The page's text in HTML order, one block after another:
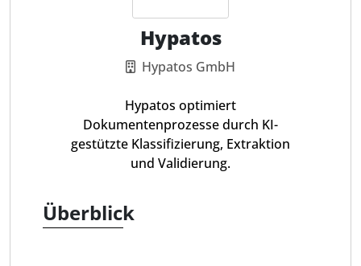
Hypatos
Hypatos GmbH
Hypatos optimiert
Dokumentenprozesse durch KI-
gestützte Klassifizierung, Extraktion
und Validierung.
Überblick